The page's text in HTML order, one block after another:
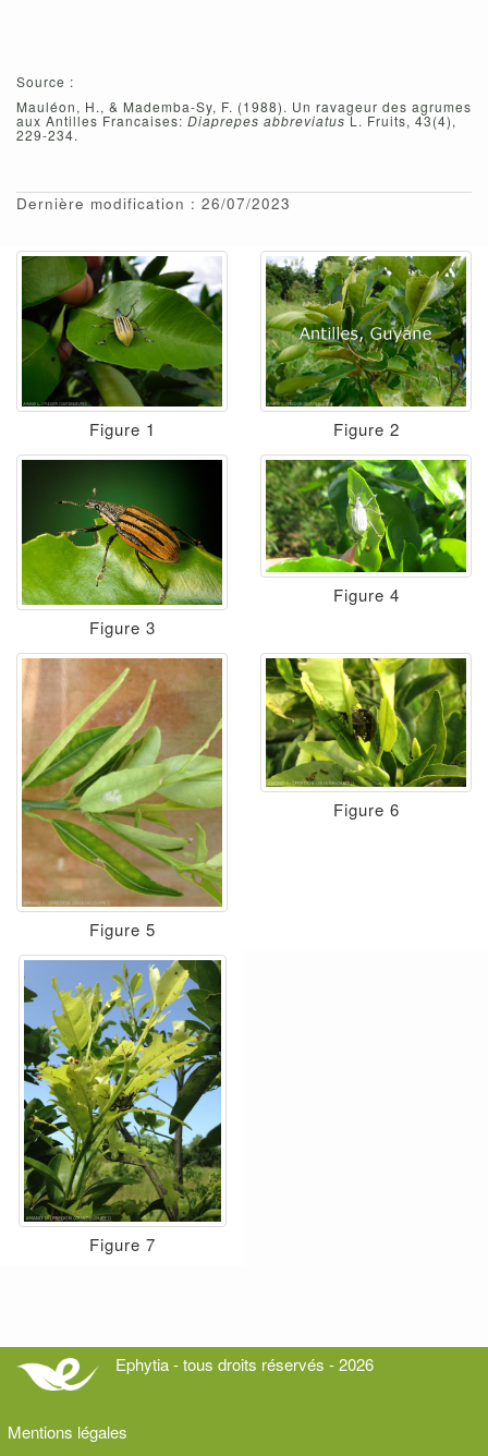
Source :
Mauléon, H., & Mademba-Sy, F. (1988). Un ravageur des agrumes
aux Antilles Francaises: Diaprepes abbreviatusL. Fruits, 43(4),
229-234.
Dernière modification : 26/07/2023
Figure 1 Figure 2
Figure 3
Figure 4
Figure 5
Figure 6
Figure 7
Ephytia - tous droits réservés - 2026
Mentions légales